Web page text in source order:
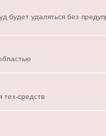
удаляться без
средств